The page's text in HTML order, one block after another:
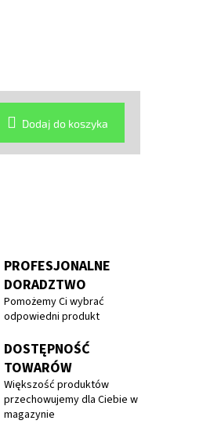
Dodaj do koszyka
PROFESJONALNE
DORADZTWO
Pomożemy Ci wybrać
odpowiedni produkt
DOSTĘPNOŚĆ
TOWARÓW
Większość produktów
przechowujemy dla Ciebie w
magazynie